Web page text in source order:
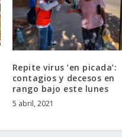
Repite virus ‘en picada’:
contagios y decesos en
rango bajo este lunes
5 abril, 2021